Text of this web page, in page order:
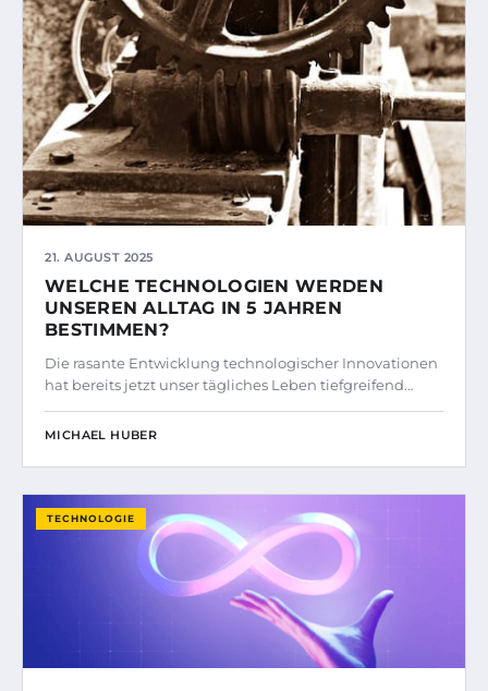
21. AUGUST 2025
WELCHE TECHNOLOGIEN WERDEN
UNSEREN ALLTAG IN 5 JAHREN
BESTIMMEN?
Die rasante Entwicklung technologischer Innovationen
hat bereits jetzt unser tägliches Leben tiefgreifend…
MICHAEL HUBER
TECHNOLOGIE